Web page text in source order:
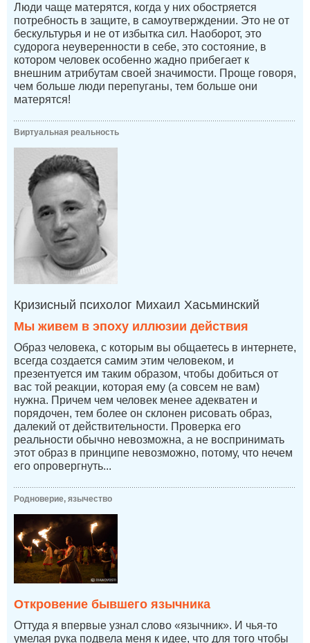
Люди чаще матерятся, когда у них обостряется
потребность в защите, в самоутверждении. Это не от
бескультурья и не от избытка сил. Наоборот, это
судорога неуверенности в себе, это состояние, в
котором человек особенно жадно прибегает к
внешним атрибутам своей значимости. Проще говоря,
чем больше люди перепуганы, тем больше они
матерятся!
Виртуальная реальность
Кризисный психолог Михаил Хасьминский
Мы живем в эпоху иллюзии действия
Образ человека, с которым вы общаетесь в интернете,
всегда создается самим этим человеком, и
презентуется им таким образом, чтобы добиться от
вас той реакции, которая ему (а совсем не вам)
нужна. Причем чем человек менее адекватен и
порядочен, тем более он склонен рисовать образ,
далекий от действительности. Проверка его
реальности обычно невозможна, а не воспринимать
этот образ в принципе невозможно, потому, что нечем
его опровергнуть...
Родноверие, язычество
Откровение бывшего язычника
Оттуда я впервые узнал слово «язычник». И чья-то
умелая рука подвела меня к идее, что для того чтобы